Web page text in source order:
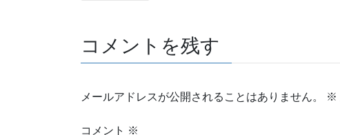
コメントを残す
メールアドレスが公開されることはありません。 ※
コメント ※